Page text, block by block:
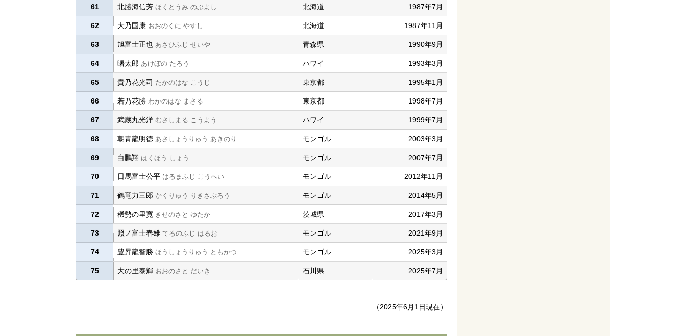
61 北勝海信芳ほくとうみ のぶよし 北海道 1987年7月
62 大乃国康 おおのくに やすし 北海道 1987年11月
63 旭富士正也あさひふじ せいや 青森県 1990年9月
64 曙太郎あけぼの たろう ハワイ 1993年3月
65 貴乃花光司 たかのはな こうじ 東京都 1995年1月
66 若乃花勝わかのはな まさる 東京都 1998年7月
67 武蔵丸光洋むさしまる こうよう ハワイ 1999年7月
68 朝青龍明徳あさしょうりゅう あきのり モンゴル 2003年3月
69 白鵬翔 はくほう しょう モンゴル 2007年7月
70 日馬富士公平 はるまふじ こうへい モンゴル 2012年11月
71 鶴竜力三郎かくりゅう りきさぶろう モンゴル 2014年5月
72 稀勢の里寛 きせのさと ゆたか 茨城県 2017年3月
73 照ノ富士春雄てるのふじ はるお モンゴル 2021年9月
74 豊昇龍智勝ほうしょうりゅう ともかつ モンゴル 2025年3月
75 大の里泰輝 おおのさと だいき 石川県 2025年7月
（2025年6月1日現在）